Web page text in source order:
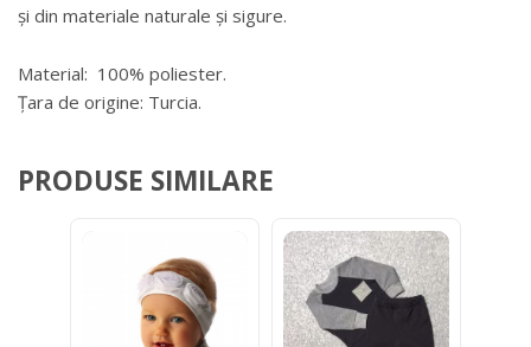
și din materiale naturale și sigure.
Material: 100% poliester.
Țara de origine: Turcia.
PRODUSE SIMILARE